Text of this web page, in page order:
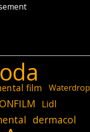
film Waterdrop
Lidl
dermacol